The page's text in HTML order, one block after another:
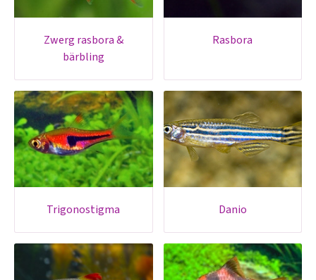
zwerg rasbora &
bärbling
rasbora
trigonostigma danio